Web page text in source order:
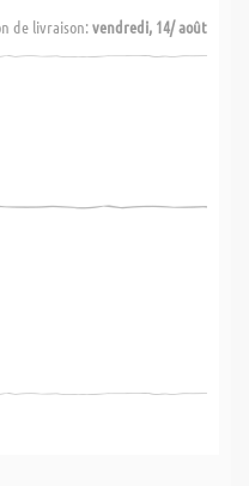
de livraison:vendredi, 14/ août